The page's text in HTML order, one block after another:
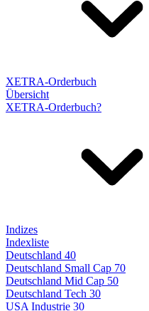
XETRA-Orderbuch
Übersicht
XETRA-Orderbuch?
Indizes
Indexliste
Deutschland 40
Deutschland Small Cap 70
Deutschland Mid Cap 50
Deutschland Tech 30
USA Industrie 30